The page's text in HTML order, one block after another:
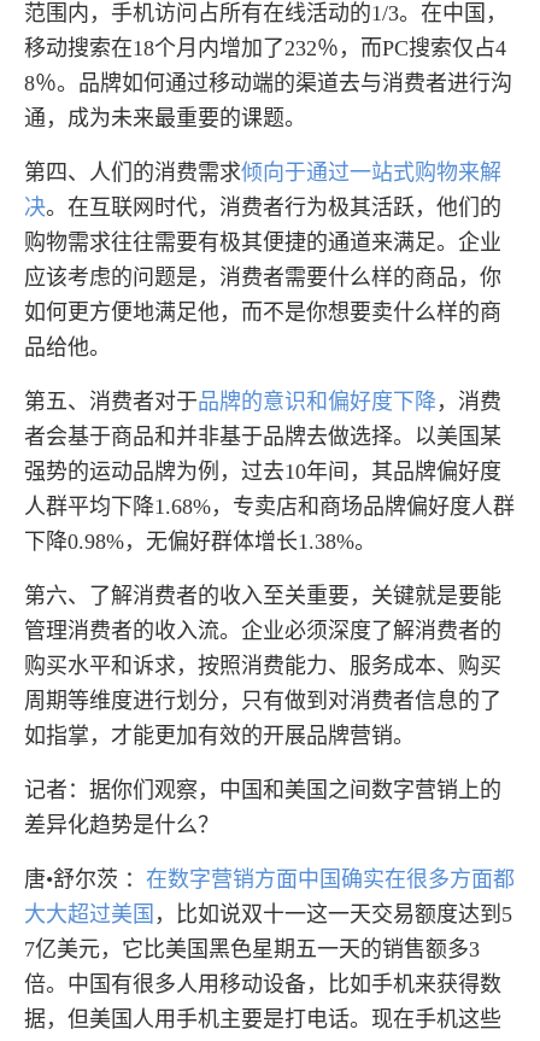
范围内，手机访问占所有在线活动的1/3。在中国，
移动搜索在18个月内增加了232％，而PC搜索仅占4
8％。品牌如何通过移动端的渠道去与消费者进行沟
通，成为未来最重要的课题。
第四、人们的消费需求倾向于通过一站式购物来解
决。在互联网时代，消费者行为极其活跃，他们的
购物需求往往需要有极其便捷的通道来满足。企业
应该考虑的问题是，消费者需要什么样的商品，你
如何更方便地满足他，而不是你想要卖什么样的商
品给他。
第五、消费者对于品牌的意识和偏好度下降 ，消费
者会基于商品和并非基于品牌去做选择。以美国某
强势的运动品牌为例，过去10年间，其品牌偏好度
人群平均下降1.68%，专卖店和商场品牌偏好度人群
下降0.98%，无偏好群体增长1.38%。
第六、了解消费者的收入至关重要，关键就是要能
管理消费者的收入流。企业必须深度了解消费者的
购买水平和诉求，按照消费能力、服务成本、购买
周期等维度进行划分，只有做到对消费者信息的了
如指掌，才能更加有效的开展品牌营销。
记者：据你们观察，中国和美国之间数字营销上的
差异化趋势是什么？
唐•舒尔茨 ： 在数字营销方面中国确实在很多方面都
大大超过美国 ，比如说双十一这一天交易额度达到5
7亿美元，它比美国黑色星期五一天的销售额多3
倍。中国有很多人用移动设备，比如手机来获得数
据，但美国人用手机主要是打电话。现在手机这些